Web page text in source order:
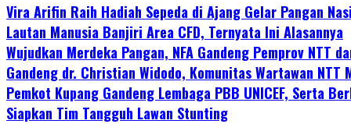
Vira Arifin Raih Hadiah Sepeda di Ajang Gelar Pangan
Lautan Manusia Banjiri Area CFD, Ternyata Ini Alasannya
Wujudkan Merdeka Pangan, NFA Gandeng Pemprov NTT
Gandeng dr. Christian Widodo, Komunitas Wartawan
Pemkot Kupang Gandeng Lembaga PBB UNICEF, Serta
Siapkan Tim Tangguh Lawan Stunting